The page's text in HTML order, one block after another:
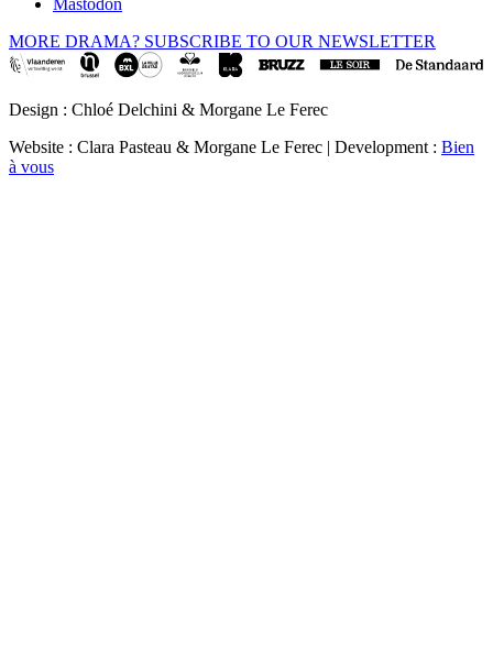
Mastodon
MORE DRAMA? SUBSCRIBE TO OUR NEWSLETTER
Design : Chloé Delchini & Morgane Le Ferec
Website : Clara Pasteau & Morgane Le Ferec | Development : Bien
à vous